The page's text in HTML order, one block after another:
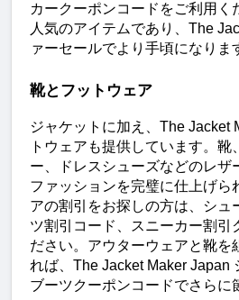
カークーポンコードをご利用く
人気のアイテムであり、The
ァーセールでより手頃になりま
靴とフットウェア
ジャケットに加え、The Jacket
トウェアも提供しています。靴
ー、ドレスシューズなどのレザ
ファッションを完璧に仕上げら
アの割引をお探しの方は、シュ
ツ割引コード、スニーカー割引
ださい。アウターウェアと靴を
れば、The Jacket Maker Japan
ブーツクーポンコードでさらに